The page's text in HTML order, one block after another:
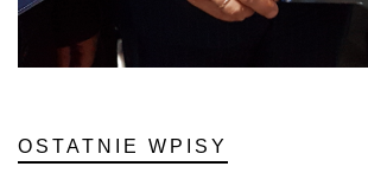
OSTATNIE WPISY